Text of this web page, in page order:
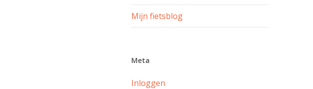
Mijn fietsblog
Meta
Inloggen